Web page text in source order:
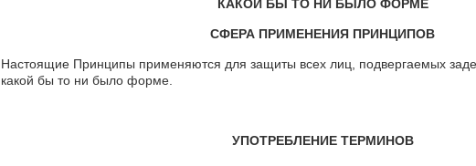
КАКОЙ БЫ ТО НИ БЫЛО ФОРМЕ
СФЕРА ПРИМЕНЕНИЯ ПРИНЦИПОВ
Настоящие Принципы применяются для защиты всех лиц, подвергаемых
какой бы то ни было форме.
УПОТРЕБЛЕНИЕ ТЕРМИНОВ